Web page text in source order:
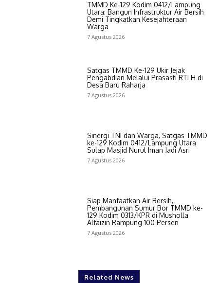
TMMD Ke-129 Kodim 0412/Lampung
Utara: Bangun Infrastruktur Air Bersih
Demi Tingkatkan Kesejahteraan
Warga
7 Agustus 2026
Satgas TMMD Ke-129 Ukir Jejak
Pengabdian Melalui Prasasti RTLH di
Desa Baru Raharja
7 Agustus 2026
Sinergi TNI dan Warga, Satgas TMMD
ke-129 Kodim 0412/Lampung Utara
Sulap Masjid Nurul Iman Jadi Asri
7 Agustus 2026
Siap Manfaatkan Air Bersih,
Pembangunan Sumur Bor TMMD ke-
129 Kodim 0313/KPR di Musholla
Alfaizin Rampung 100 Persen
7 Agustus 2026
Related News